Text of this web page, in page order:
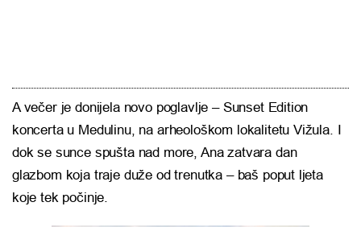
A večer je donijela novo poglavlje – Sunset Edition
koncerta u Medulinu, na arheološkom lokalitetu Vižula. I
dok se sunce spušta nad more, Ana zatvara dan
glazbom koja traje duže od trenutka – baš poput ljeta
koje tek počinje.